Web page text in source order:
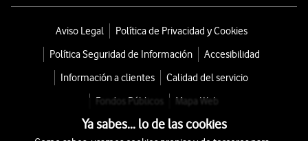
Aviso Legal
Política de Privacidad y Cookies
Política Seguridad de Información
Accesibilidad
Información a clientes
Calidad del servicio
Fondos Públicos
Mapa Web
Ya sabes... lo de las cookies